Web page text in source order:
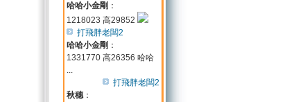
哈哈小金剛 ：
1218023 高29852
打飛胖老闆2
哈哈小金剛 ：
1331770 高26356 哈哈
...
打飛胖老闆2
秋穗：